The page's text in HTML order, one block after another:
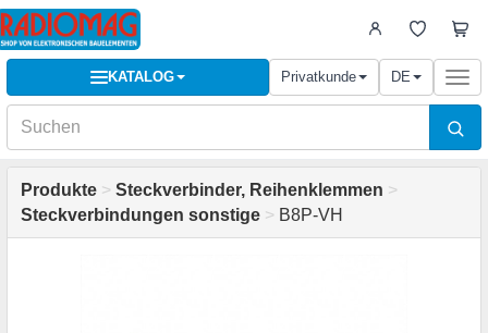
KATALOG Privatkunde DE
Produkte > Steckverbinder, Reihenklemmen >
Steckverbindungen sonstige > B8P-VH